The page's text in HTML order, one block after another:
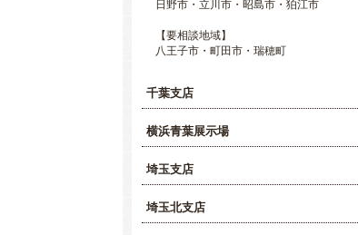
【要相談地域】
八王子市・町田市・瑞穂町
千葉支店
横浜青葉展示場
埼玉支店
埼玉北支店